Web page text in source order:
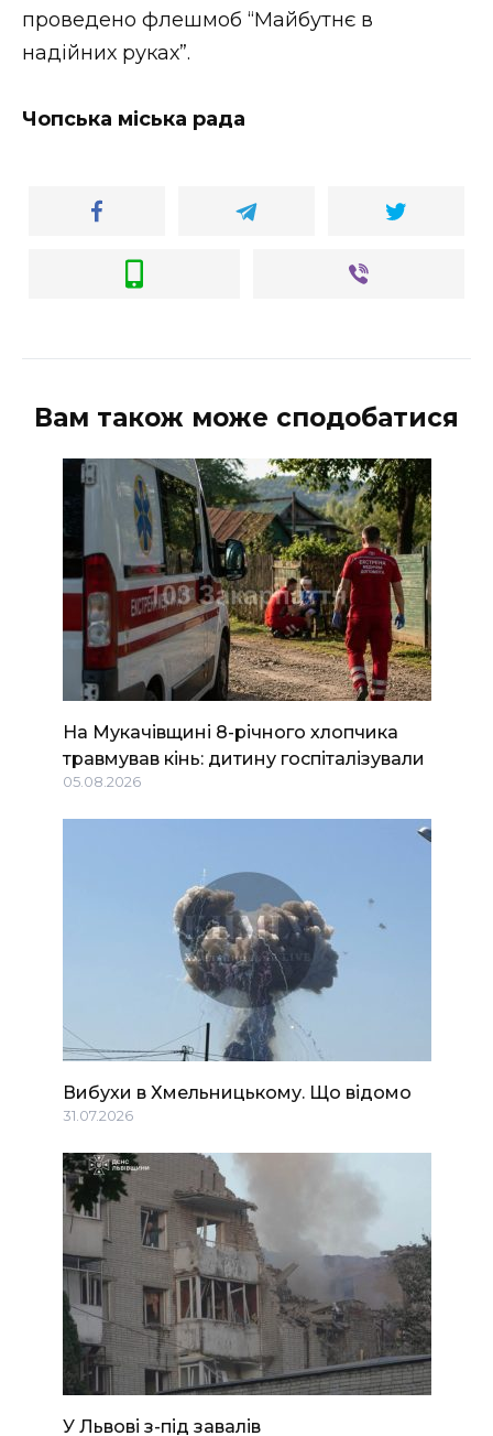
проведено флешмоб “Майбутнє в
надійних руках”.
Чопська міська рада
Вам також може сподобатися
На Мукачівщині 8-річного хлопчика
травмував кінь: дитину госпіталізували
05.08.2026
Вибухи в Хмельницькому. Що відомо
31.07.2026
У Львові з-під завалів